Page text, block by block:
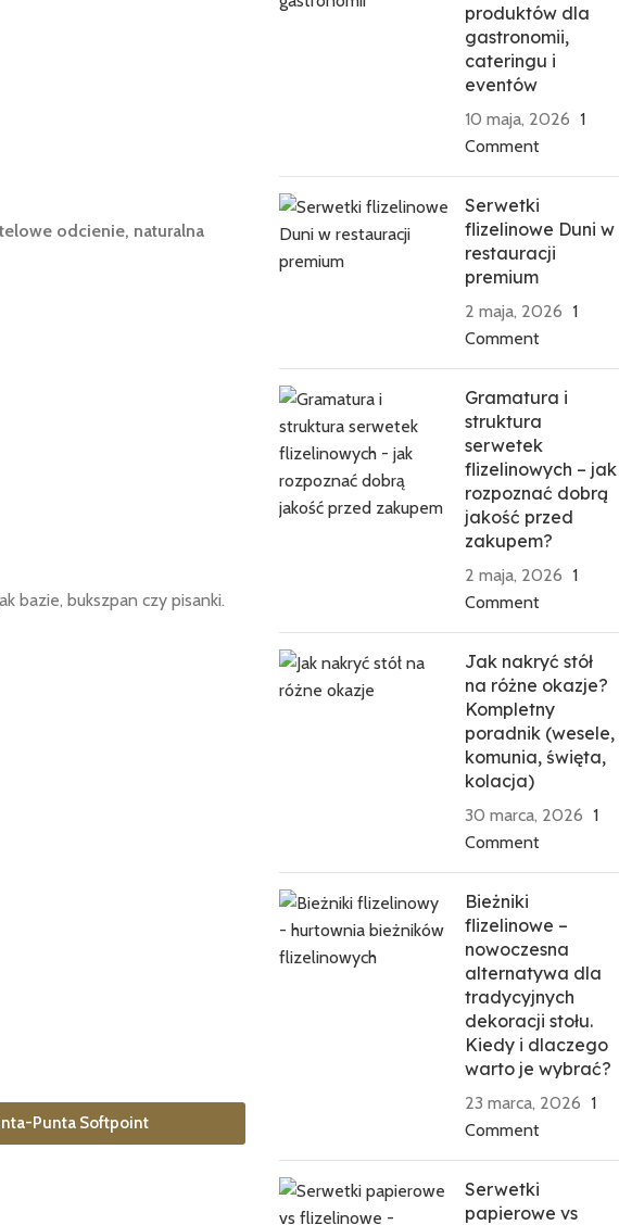
odcienie, naturalna
bazie, bukszpan czy pisanki.
Punta Softpoint
produktów dla
gastronomii,
cateringu i
eventów
10 maja, 2026 1
Comment
Serwetki
flizelinowe Duni w
restauracji
premium
2 maja, 2026 1
Comment
Gramatura i
struktura
serwetek
flizelinowych – jak
rozpoznać dobrą
jakość przed
zakupem?
2 maja, 2026 1
Comment
Jak nakryć stół
na różne okazje?
Kompletny
poradnik (wesele,
komunia, święta,
kolacja)
30 marca, 2026 1
Comment
Bieżniki
flizelinowe –
nowoczesna
alternatywa dla
tradycyjnych
dekoracji stołu.
Kiedy i dlaczego
warto je wybrać?
23 marca, 2026 1
Comment
Serwetki
papierowe vs